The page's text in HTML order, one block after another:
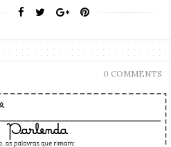
0 COMMENTS